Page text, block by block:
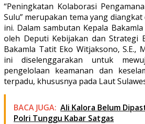
“Peningkatan Kolaborasi
Sulu” merupakan tema yang
ini. Dalam sambutan Kepala
oleh Deputi Kebijakan dan Strategi
Bakamla Tatit Eko Witjaksono, S.E.,
ini diselenggarakan untuk
pengelolaan keamanan dan
terpadu, khususnya pada Laut
BACA JUGA: Ali Kalora Belum
Polri Tunggu Kabar Satgas